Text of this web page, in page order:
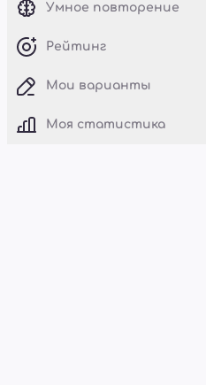
Умное повторение
Рейтинг
Мои варианты
Моя статистика